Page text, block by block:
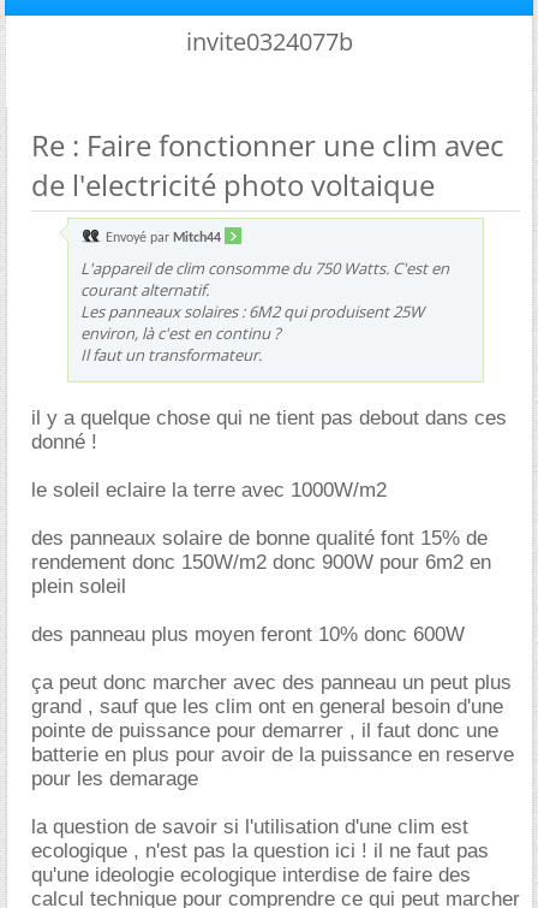
invite0324077b
Re : Faire fonctionner une clim avec
de l'electricité photo voltaique
Envoyé par Mitch44
L'appareil de clim consomme du 750 Watts. C'est en
courant alternatif.
Les panneaux solaires : 6M2 qui produisent 25W
environ, là c'est en continu ?
Il faut un transformateur.
il y a quelque chose qui ne tient pas debout dans ces
donné !
le soleil eclaire la terre avec 1000W/m2
des panneaux solaire de bonne qualité font 15% de
rendement donc 150W/m2 donc 900W pour 6m2 en
plein soleil
des panneau plus moyen feront 10% donc 600W
ça peut donc marcher avec des panneau un peut plus
grand , sauf que les clim ont en general besoin d'une
pointe de puissance pour demarrer , il faut donc une
batterie en plus pour avoir de la puissance en reserve
pour les demarage
la question de savoir si l'utilisation d'une clim est
ecologique , n'est pas la question ici ! il ne faut pas
qu'une ideologie ecologique interdise de faire des
calcul technique pour comprendre ce qui peut marcher